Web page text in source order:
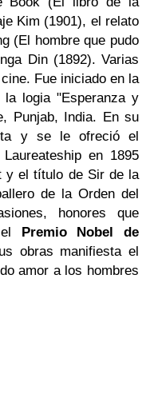
Kim (1901), el relato
(El hombre que pudo
Din (1892). Varias
Fue iniciado en la
logia "Esperanza y
Punjab, India. En su
y se le ofreció el
en 1895
y el título de Sir de la
de la Orden del
honores que
Premio Nobel de
obras manifiesta el
amor a los hombres